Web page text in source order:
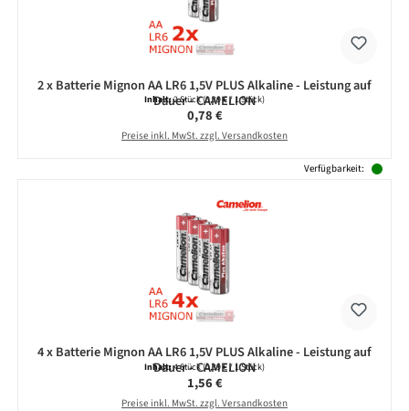
2 x Batterie Mignon AA LR6 1,5V PLUS Alkaline - Leistung auf
Dauer - CAMELION
Inhalt:2 Stück(0,39 € / 1 Stück)
Regulärer Preis:
0,78 €
Preise inkl. MwSt. zzgl. Versandkosten
Verfügbarkeit:
4 x Batterie Mignon AA LR6 1,5V PLUS Alkaline - Leistung auf
Dauer - CAMELION
Inhalt:4 Stück(0,39 € / 1 Stück)
Regulärer Preis:
1,56 €
Preise inkl. MwSt. zzgl. Versandkosten